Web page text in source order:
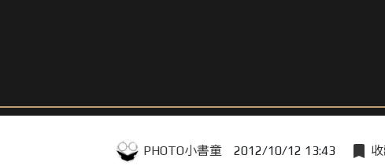
PHOTO小書童 2012/10/12 13:43